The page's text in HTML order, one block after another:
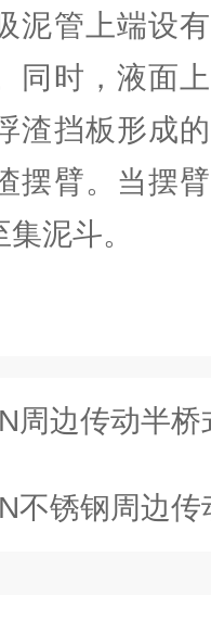
泥管上端设
同时，液面
渣挡板形成
摆臂。当摆
泥斗。
周边传动半
不锈钢周边